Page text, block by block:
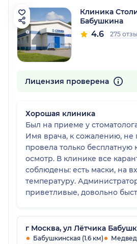
Клиника
Бабушкина
4.6 275
Лицензия проверена
Хорошая клиника
Был на приеме у
Имя врача, к сожалению, не
провела только бесплатную
осмотр. В клинике все
соблюдены: есть маски, на
температуру.
приветливые, довольно
там, обстановка приятная.
порекомендовать клинику
г Москва, ул Лётчика
Бабушкинская (1.6 км)